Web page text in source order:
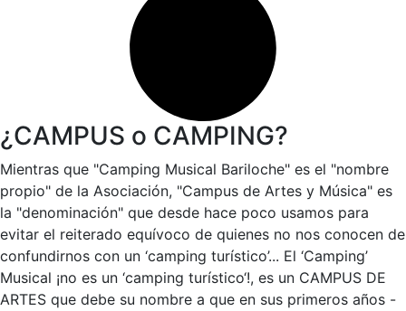
¿CAMPUS o CAMPING?
Mientras que "Camping Musical Bariloche" es el "nombre
propio" de la Asociación, "Campus de Artes y Música" es
la "denominación" que desde hace poco usamos para
evitar el reiterado equívoco de quienes no nos conocen de
confundirnos con un ‘camping turístico’... El ‘Camping’
Musical ¡no es un ‘camping turístico‘!, es un CAMPUS DE
ARTES que debe su nombre a que en sus primeros años -